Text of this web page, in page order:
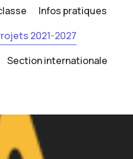
Infos pratiques
2021-2027
Section internationale